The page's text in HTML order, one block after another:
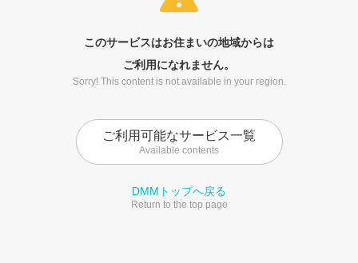
このサービスはお住まいの地域からは
ご利用になれません。
Sorry! This content is not available in your region.
ご利用可能なサービス一覧
Available contents
DMMトップへ戻る
Return to the top page